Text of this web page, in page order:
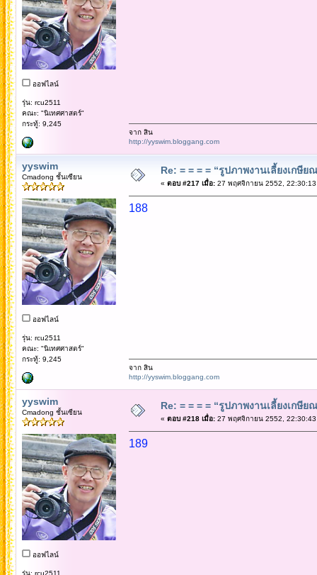
ออฟไลน์
รุ่น: rcu2511
คณะ: "นิเทศศาสตร์"
กระทู้: 9,245
จาก สิน
http://yyswim.bloggang.com
yyswim
Cmadong ชั้นเซียน
ออฟไลน์
รุ่น: rcu2511
คณะ: "นิเทศศาสตร์"
กระทู้: 9,245
Re: = = = = “รูปภาพงานเลี้ยงเกษี
« ตอบ #217 เมื่อ:27 พฤศจิกายน 2552, 22:30:13
188
จาก สิน
http://yyswim.bloggang.com
yyswim
Cmadong ชั้นเซียน
ออฟไลน์
รุ่น: rcu2511
Re: = = = = “รูปภาพงานเลี้ยงเกษี
« ตอบ #218 เมื่อ:27 พฤศจิกายน 2552, 22:30:43
189